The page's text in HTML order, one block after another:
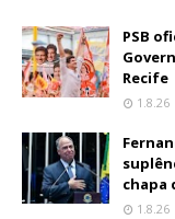
PSB
Recife
1.8.26
chapa
1.8.26